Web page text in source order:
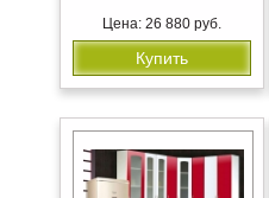
Цена: 26 880 руб.
Купить